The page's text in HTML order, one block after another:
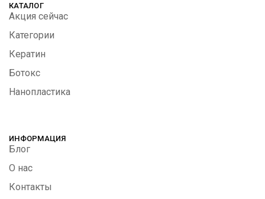
КАТАЛОГ
Акция сейчас
Категории
Кератин
Ботокс
Нанопластика
ИНФОРМАЦИЯ
Блог
О нас
Контакты